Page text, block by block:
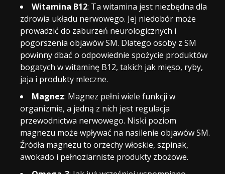
Witamina B12: Ta witamina jest niezbędna dla
zdrowia układu nerwowego. Jej niedobór może
prowadzić do zaburzeń neurologicznych i
pogorszenia objawów SM. Dlatego osoby z SM
powinny dbać o odpowiednie spożycie produktów
bogatych w witaminę B12, takich jak mięso, ryby,
jaja i produkty mleczne.
Magnez: Magnez pełni wiele funkcji w
organizmie, a jedną z nich jest regulacja
przewodnictwa nerwowego. Niski poziom
magnezu może wpływać na nasilenie objawów SM.
Źródła magnezu to orzechy włoskie, szpinak,
awokado i pełnoziarniste produkty zbożowe.